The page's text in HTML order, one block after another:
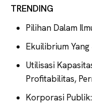
TRENDING
Pilihan Dalam
Ekuilibrium
Utilisasi
Profitabilitas,
Korporasi